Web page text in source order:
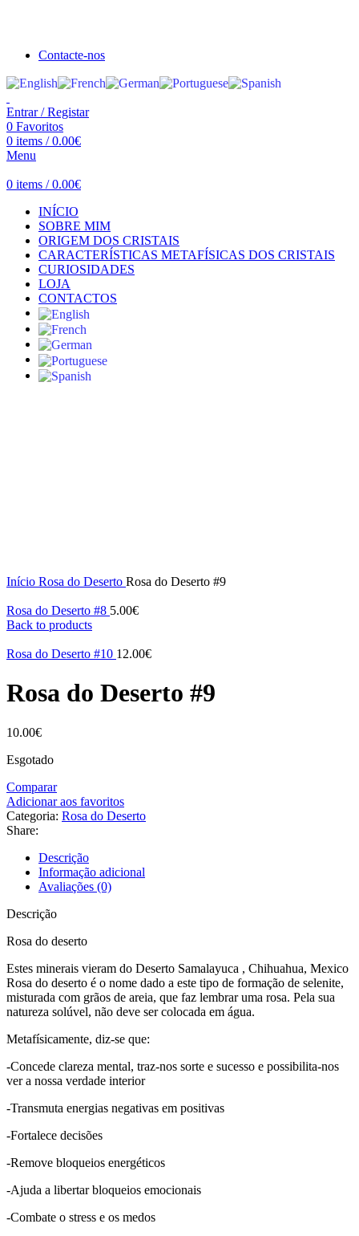
Contacte-nos
Entrar / Registar
0 Favoritos
0 items / 0.00€
Menu
0 items / 0.00€
INÍCIO
SOBRE MIM
ORIGEM DOS CRISTAIS
CARACTERÍSTICAS METAFÍSICAS DOS CRISTAIS
CURIOSIDADES
LOJA
CONTACTOS
Início Rosa do Deserto Rosa do Deserto #9
Rosa do Deserto #8 5.00€
Back to products
Rosa do Deserto #10 12.00€
Rosa do Deserto #9
10.00€
Esgotado
Comparar
Adicionar aos favoritos
Categoria: Rosa do Deserto
Share:
Descrição
Informação adicional
Avaliações (0)
Descrição
Rosa do deserto
Estes minerais vieram do Deserto Samalayuca , Chihuahua, Mexico
Rosa do deserto é o nome dado a este tipo de formação de selenite,
misturada com grãos de areia, que faz lembrar uma rosa. Pela sua
natureza solúvel, não deve ser colocada em água.
Metafísicamente, diz-se que:
-Concede clareza mental, traz-nos sorte e sucesso e possibilita-nos
ver a nossa verdade interior
-Transmuta energias negativas em positivas
-Fortalece decisões
-Remove bloqueios energéticos
-Ajuda a libertar bloqueios emocionais
-Combate o stress e os medos